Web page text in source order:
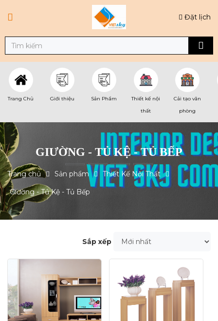
Đặt lịch
Trang Chủ Giới thiệu Sản Phẩm
Thiết kế nội
thất
Cải tạo văn
phòng
GIƯỜNG - TỦ KỆ - TỦ BẾP
Trang chủ Sản phẩm Thiết Kế Nội Thất
Giường - Tủ Kệ - Tủ Bếp
Sắp xếp